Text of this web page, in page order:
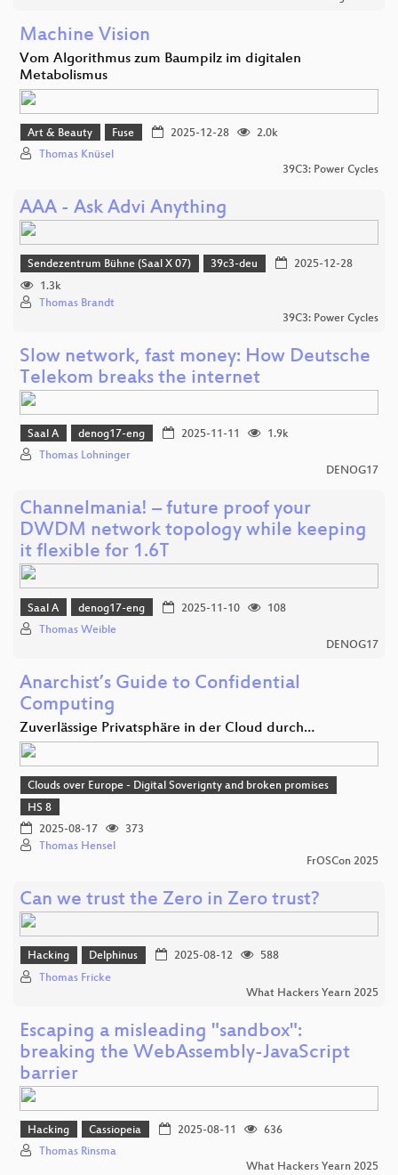
Machine Vision
Vom Algorithmus zum Baumpilz im digitalen
Metabolismus
Art & Beauty Fuse 2025-12-28
2.0k
Thomas Knüsel
39C3: Power Cycles
AAA - Ask Advi Anything
Sendezentrum Bühne (Saal X 07) 39c3-deu
2025-12-28
1.3k
Thomas Brandt
39C3: Power Cycles
Slow network, fast money: How Deutsche
Telekom breaks the internet
Saal A denog17-eng 2025-11-11
1.9k
Thomas Lohninger
DENOG17
Channelmania! – future proof your
DWDM network topology while keeping
it flexible for 1.6T
Saal A denog17-eng 2025-11-10
108
Thomas Weible
DENOG17
Anarchist’s Guide to Confidential
Computing
Zuverlässige Privatsphäre in der Cloud durch…
Clouds over Europe - Digital Soverignty and broken promises
HS 8
2025-08-17
373
Thomas Hensel
FrOSCon 2025
Can we trust the Zero in Zero trust?
Hacking Delphinus 2025-08-12
588
Thomas Fricke
What Hackers Yearn 2025
Escaping a misleading "sandbox":
breaking the WebAssembly-JavaScript
barrier
Hacking Cassiopeia 2025-08-11
636
Thomas Rinsma
What Hackers Yearn 2025